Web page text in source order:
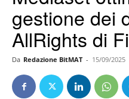
gestione dei
AllRights di
Da Redazione BitMAT - 15/09/2025